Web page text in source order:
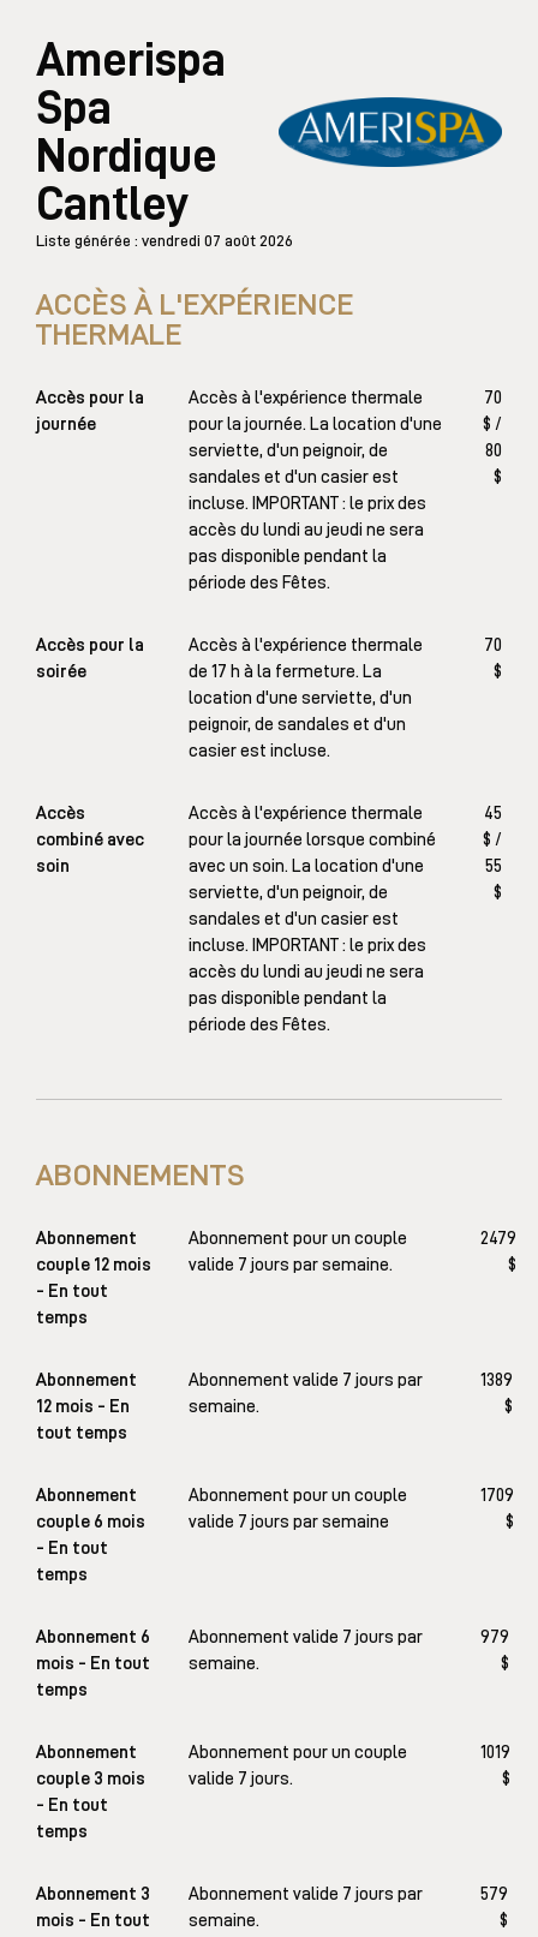
Amerispa
Spa
Nordique
Cantley
Liste générée : vendredi 07 août 2026
ACCÈS À L'EXPÉRIENCE
THERMALE
Accès pour la
journée
Accès à l'expérience thermale
pour la journée. La location d'une
serviette, d'un peignoir, de
sandales et d'un casier est
incluse. IMPORTANT : le prix des
accès du lundi au jeudi ne sera
pas disponible pendant la
période des Fêtes.
70
$ /
80
$
Accès pour la
soirée
Accès à l'expérience thermale
de 17 h à la fermeture. La
location d'une serviette, d'un
peignoir, de sandales et d'un
casier est incluse.
70
$
Accès
combiné avec
soin
Accès à l'expérience thermale
pour la journée lorsque combiné
avec un soin. La location d'une
serviette, d'un peignoir, de
sandales et d'un casier est
incluse. IMPORTANT : le prix des
accès du lundi au jeudi ne sera
pas disponible pendant la
période des Fêtes.
45
$ /
55
$
ABONNEMENTS
Abonnement
couple 12 mois
- En tout
temps
Abonnement pour un couple
valide 7 jours par semaine.
2479
$
Abonnement
12 mois - En
tout temps
Abonnement valide 7 jours par
semaine.
1389
$
Abonnement
couple 6 mois
- En tout
temps
Abonnement pour un couple
valide 7 jours par semaine
1709
$
Abonnement 6
mois - En tout
temps
Abonnement valide 7 jours par
semaine.
979
$
Abonnement
couple 3 mois
- En tout
temps
Abonnement pour un couple
valide 7 jours.
1019
$
Abonnement 3
mois - En tout
Abonnement valide 7 jours par
semaine.
579
$